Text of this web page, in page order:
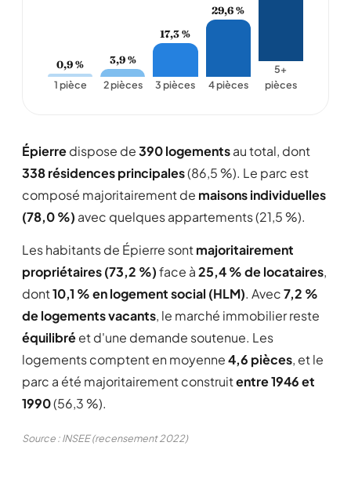
0,9 %
1 pièce
3,9 %
2 pièces
17,3 %
3 pièces
29,6 %
4 pièces
5+
pièces
Épierredispose de390 logementsau total, dont
338 résidences principales(86,5 %). Le parc est
composé majoritairement de maisons individuelles
(78,0 %) avec quelques appartements (21,5 %).
Les habitants de Épierre sontmajoritairement
propriétaires (73,2 %)face à25,4 % de locataires,
dont10,1 % en logement social (HLM). Avec7,2 %
de logements vacants, le marché immobilier reste
équilibréet d'une demande soutenue. Les
logements comptent en moyenne4,6 pièces, et le
parc a été majoritairement construitentre 1946 et
1990(56,3 %).
Source : INSEE (recensement 2022)